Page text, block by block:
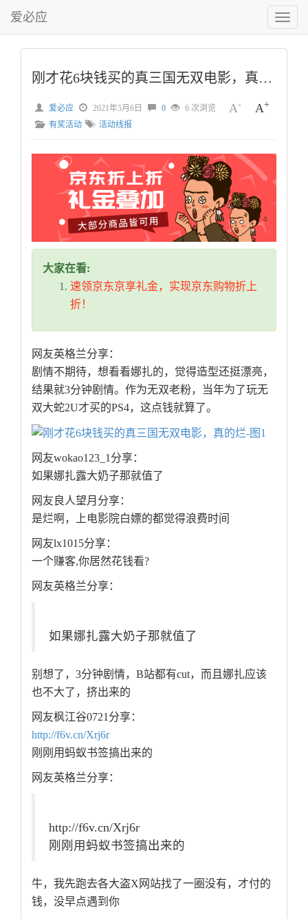
切
换
菜
爱必应
刚才花6块钱买的真三国无双电影，真的烂
A- A+
爱必应 2021年5月6日 0
6 次浏览
有奖活动
活动线报
大家在看:
速领京东京享礼金，实现京东购物折上
折！
网友英格兰分享：
剧情不期待，想看看娜扎的，觉得造型还挺漂亮，
结果就3分钟剧情。作为无双老粉，当年为了玩无
双大蛇2U才买的PS4，这点钱就算了。
网友wokao123_1分享：
如果娜扎露大奶子那就值了
网友良人望月分享：
是烂啊，上电影院白嫖的都觉得浪费时间
网友lx1015分享：
一个赚客,你居然花钱看?
网友英格兰分享：
如果娜扎露大奶子那就值了
别想了，3分钟剧情，B站都有cut，而且娜扎应该
也不大了，挤出来的
网友枫江谷0721分享：
http://f6v.cn/Xrj6r
刚刚用蚂蚁书签搞出来的
网友英格兰分享：
http://f6v.cn/Xrj6r
刚刚用蚂蚁书签搞出来的
牛，我先跑去各大盗X网站找了一圈没有，才付的
钱，没早点遇到你